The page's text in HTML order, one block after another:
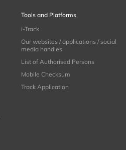
Tools and Platforms
i-Track
Our websites / applications / social
media handles
List of Authorised Persons
Mobile Checksum
Track Application